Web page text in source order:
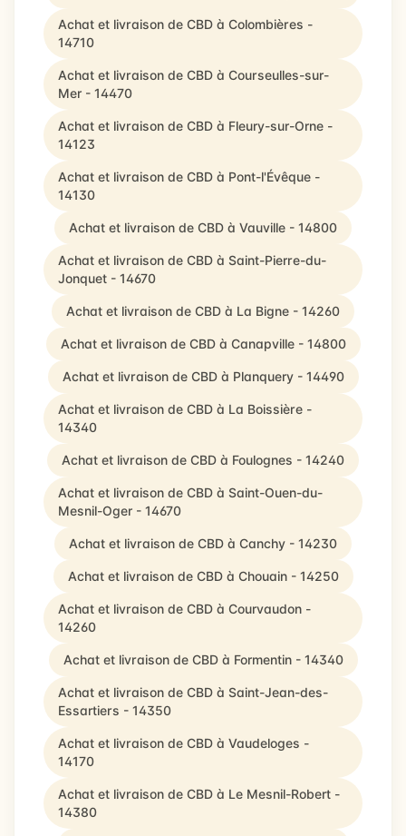
Achat et livraison de CBD à Colombières -
14710
Achat et livraison de CBD à Courseulles-sur-
Mer - 14470
Achat et livraison de CBD à Fleury-sur-Orne -
14123
Achat et livraison de CBD à Pont-l'Évêque -
14130
Achat et livraison de CBD à Vauville - 14800
Achat et livraison de CBD à Saint-Pierre-du-
Jonquet - 14670
Achat et livraison de CBD à La Bigne - 14260
Achat et livraison de CBD à Canapville - 14800
Achat et livraison de CBD à Planquery - 14490
Achat et livraison de CBD à La Boissière -
14340
Achat et livraison de CBD à Foulognes - 14240
Achat et livraison de CBD à Saint-Ouen-du-
Mesnil-Oger - 14670
Achat et livraison de CBD à Canchy - 14230
Achat et livraison de CBD à Chouain - 14250
Achat et livraison de CBD à Courvaudon -
14260
Achat et livraison de CBD à Formentin - 14340
Achat et livraison de CBD à Saint-Jean-des-
Essartiers - 14350
Achat et livraison de CBD à Vaudeloges -
14170
Achat et livraison de CBD à Le Mesnil-Robert -
14380